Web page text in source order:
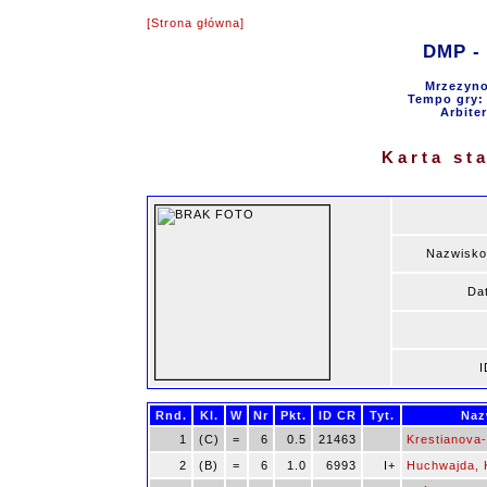
[Strona główna]
DMP
Tempo gry:
Karta
Rnd. Kl. W Nr Pkt. ID CR Tyt.
1
(C) = 6 0.5 21463
2
(B) = 6 1.0 6993 I+
Huchwajda,